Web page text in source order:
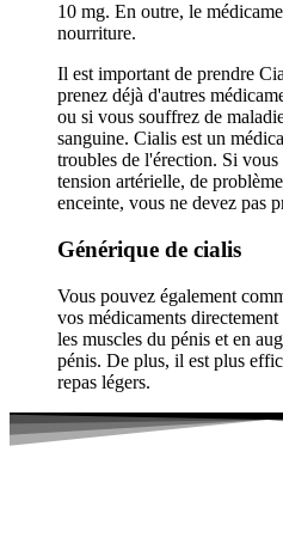
10 mg. En outre, le
nourriture.
Il est important de prendre
prenez déjà d'autres
ou si vous souffrez de
sanguine. Cialis est un
troubles de l'érection. Si
tension artérielle, de
enceinte, vous ne devez pas
Générique de cialis
Vous pouvez également
vos médicaments
les muscles du pénis et en
pénis. De plus, il est plus
repas légers.